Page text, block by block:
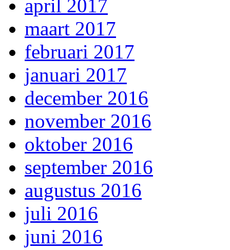
april 2017
maart 2017
februari 2017
januari 2017
december 2016
november 2016
oktober 2016
september 2016
augustus 2016
juli 2016
juni 2016